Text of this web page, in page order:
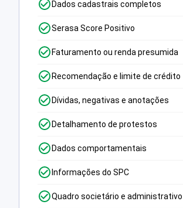
Dados cadastrais completos
Serasa Score Positivo
Faturamento ou renda presumida
Recomendação e limite de crédito
Dívidas, negativas e anotações
Detalhamento de protestos
Dados comportamentais
Informações do SPC
Quadro societário e administrativo